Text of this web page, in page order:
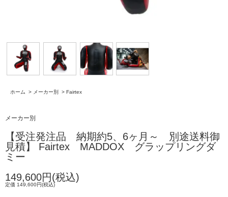
ホーム > メーカー別 > Fairtex
メーカー別
【受注発注品 納期約5、6ヶ月～ 別途送料御
見積】 Fairtex MADDOX グラップリングダ
ミー
149,600円(税込)
定価 149,600円(税込)